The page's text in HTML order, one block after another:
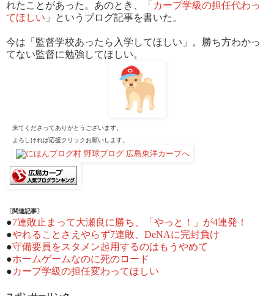
れたことがあった。あのとき、「 カープ学級の担任代わっ
てほしい 」というブログ記事を書いた。
今は「監督学校あったら入学してほしい」。勝ち方わかっ
てない監督に勉強してほしい。
来てくださってありがとうございます。
よろしければ応援クリックお願いします。
〔関連記事〕
●7連敗止まって大瀬良に勝ち、「やっと！」が4連発！
●やれることさえやらず7連敗、DeNAに完封負け
●守備要員をスタメン起用するのはもうやめて
●ホームゲームなのに死のロード
●カープ学級の担任変わってほしい